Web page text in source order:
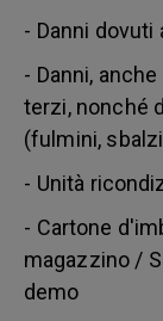
- Danni
- Danni,
terzi, nonché
(fulmini,
- Unità
- Cartone
magazzino /
demo